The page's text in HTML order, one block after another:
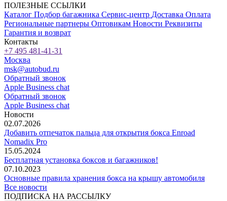
ПОЛЕЗНЫЕ ССЫЛКИ
Каталог Подбор багажника Сервис-центр Доставка Оплата
Региональные партнеры Оптовикам Новости Реквизиты
Гарантия и возврат
Контакты
+7 495 481-41-31
Москва
msk@autobud.ru
Обратный звонок
Apple Business chat
Обратный звонок
Apple Business chat
Новости
02.07.2026
Добавить отпечаток пальца для открытия бокса Enroad
Nomadix Pro
15.05.2024
Бесплатная установка боксов и багажников!
07.10.2023
Основные правила хранения бокса на крышу автомобиля
Все новости
ПОДПИСКА НА РАССЫЛКУ